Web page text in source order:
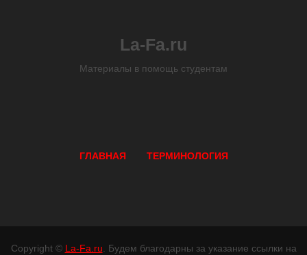
La-Fa.ru
Материалы в помощь студентам
ГЛАВНАЯ ТЕРМИНОЛОГИЯ
Copyright © La-Fa.ru. Будем благодарны за указание ссылки на